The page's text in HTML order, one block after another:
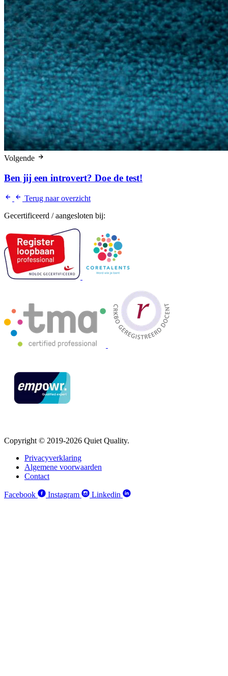
Volgende
Ben jij een introvert? Doe de test!
Terug naar overzicht
Gecertificeerd / aangesloten bij:
Copyright © 2019-2026 Quiet Quality.
Privacyverklaring
Algemene voorwaarden
Contact
Facebook Instagram Linkedin